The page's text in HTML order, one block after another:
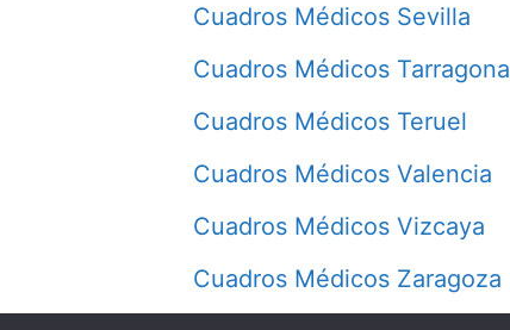
Cuadros Médicos Sevilla
Cuadros Médicos Tarragona
Cuadros Médicos Teruel
Cuadros Médicos Valencia
Cuadros Médicos Vizcaya
Cuadros Médicos Zaragoza